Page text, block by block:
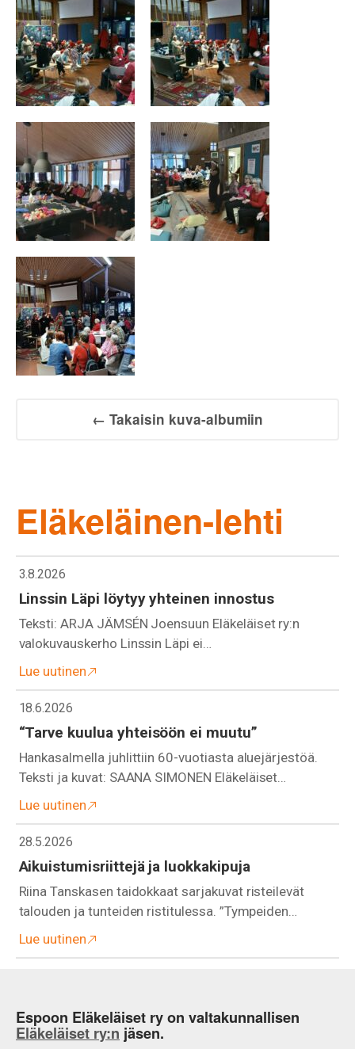
← Takaisin kuva-albumiin
Eläkeläinen-lehti
3.8.2026
Linssin Läpi löytyy yhteinen innostus
Teksti: ARJA JÄMSÉN Joensuun Eläkeläiset ry:n
valokuvauskerho Linssin Läpi ei…
Lue uutinen
18.6.2026
“Tarve kuulua yhteisöön ei muutu”
Hankasalmella juhlittiin 60-vuotiasta aluejärjestöä.
Teksti ja kuvat: SAANA SIMONEN Eläkeläiset…
Lue uutinen
28.5.2026
Aikuistumisriittejä ja luokkakipuja
Riina Tanskasen taidokkaat sarjakuvat risteilevät
talouden ja tunteiden ristitulessa. ”Tympeiden…
Lue uutinen
Espoon Eläkeläiset ry on valtakunnallisen
Eläkeläiset ry:n jäsen.